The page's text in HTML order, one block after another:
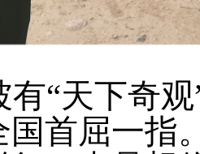
有“天下奇
国首屈一指